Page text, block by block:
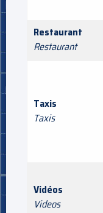
Restaurant
Restaurant
Taxis
Taxis
Vidéos
Videos